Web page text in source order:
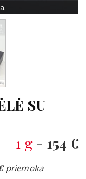
SU
1 g - 154 €
priemoka